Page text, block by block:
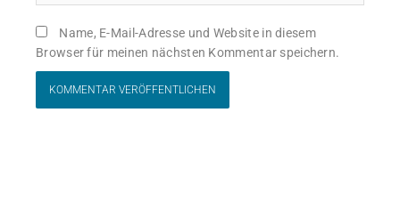
Name, E-Mail-Adresse und Website in diesem
Browser für meinen nächsten Kommentar speichern.